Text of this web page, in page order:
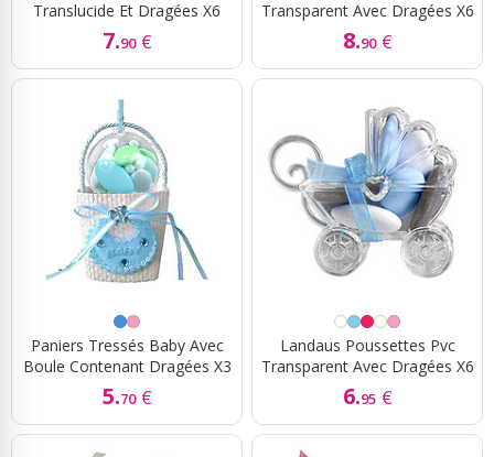
Translucide Et Dragées X6
7.90 €
Transparent Avec Dragées X6
8.90 €
Paniers Tressés Baby Avec
Boule Contenant Dragées X3
5.70 €
Landaus Poussettes Pvc
Transparent Avec Dragées X6
6.95 €